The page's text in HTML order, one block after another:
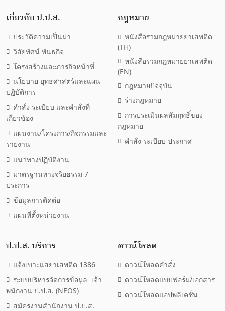
เกี่ยวกับ ป.ป.ส.
ประวัติความเป็นมา
วิสัยทัศน์ พันธกิจ
โครงสร้างและภารกิจหน้าที่
นโยบาย ยุทธศาสตร์และแผน
ปฏิบัติการ
คำสั่ง ระเบียบ และคำสั่งที่
เกี่ยวข้อง
แผนงาน/โครงการ/กิจกรรมและ
รายงาน
แนวทางปฏิบัติงาน
มาตรฐานทางจริยธรรม 7
ประการ
ข้อมูลการติดต่อ
แผนที่ตั้งหน่วยงาน
กฎหมาย
หนังสือรวมกฎหมายยาเสพติด
(TH)
หนังสือรวมกฎหมายยาเสพติด
(EN)
กฎหมายปัจจุบัน
ร่างกฎหมาย
การประเมินผลสัมฤทธิ์ของ
กฎหมาย
คำสั่ง ระเบียบ ประกาศ
ป.ป.ส. บริการ
แจ้งเบาะแสยาเสพติด 1386
ระบบบริหารจัดการข้อมูล เจ้า
พนักงาน ป.ป.ส. (NEOS)
สมัครงานสำนักงาน ป.ป.ส.
ดาวน์โหลด
ดาวน์โหลดคำสั่ง
ดาวน์โหลดแบบฟอร์ม/เอกสาร
ดาวน์โหลดแอปพลิเคชั่น